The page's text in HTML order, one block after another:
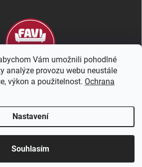
Vám umožnili pohodlné
analýze provozu webu neustále
výkon a použitelnost. Ochrana
Nastavení
Souhlasím
Všechna práva vyhrazena.Upravit nastavení
cookies